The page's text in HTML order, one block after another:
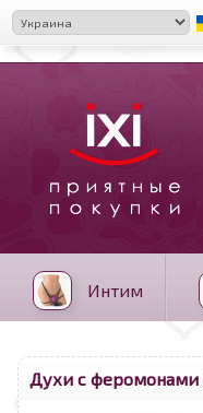
Интим
Духи с феромонами